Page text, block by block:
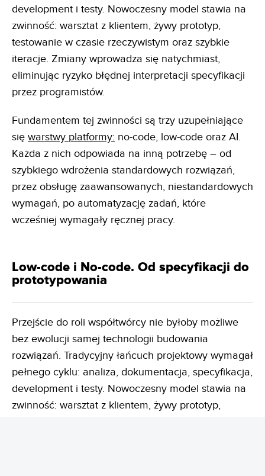
development i testy. Nowoczesny model stawia na
zwinność: warsztat z klientem, żywy prototyp,
testowanie w czasie rzeczywistym oraz szybkie
iteracje. Zmiany wprowadza się natychmiast,
eliminując ryzyko błędnej interpretacji specyfikacji
przez programistów.
Fundamentem tej zwinności są trzy uzupełniające
się warstwy platformy: no-code, low-code oraz AI.
Każda z nich odpowiada na inną potrzebę – od
szybkiego wdrożenia standardowych rozwiązań,
przez obsługę zaawansowanych, niestandardowych
wymagań, po automatyzację zadań, które
wcześniej wymagały ręcznej pracy.
Low-code i No-code. Od specyfikacji do
prototypowania
Przejście do roli współtwórcy nie byłoby możliwe
bez ewolucji samej technologii budowania
rozwiązań. Tradycyjny łańcuch projektowy wymagał
pełnego cyklu: analiza, dokumentacja, specyfikacja,
development i testy. Nowoczesny model stawia na
zwinność: warsztat z klientem, żywy prototyp,